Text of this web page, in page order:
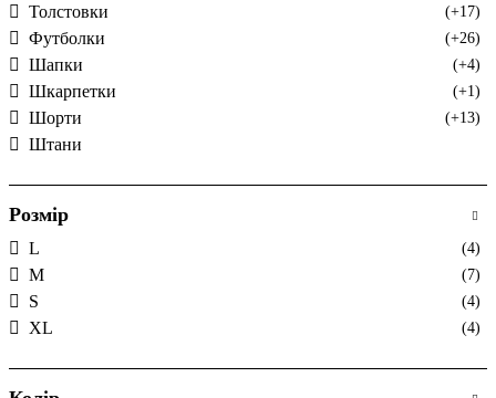
Толстовки (+17)
Футболки (+26)
Шапки (+4)
Шкарпетки (+1)
Шорти (+13)
Штани
Розмір
L (4)
M (7)
S (4)
XL (4)